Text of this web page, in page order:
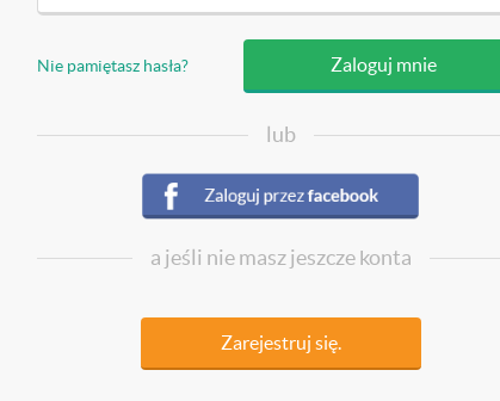
Nie pamiętasz hasła?
lub
a jeśli nie masz jeszcze konta
Zarejestruj się.